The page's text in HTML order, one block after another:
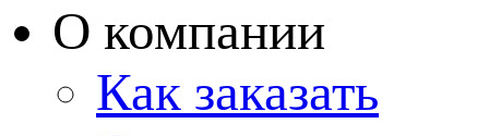
О компании
Как заказать